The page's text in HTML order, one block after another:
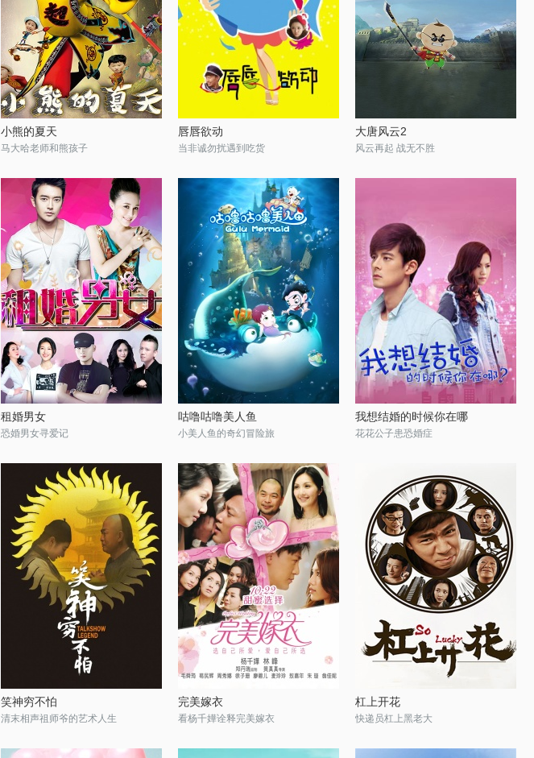
小熊的夏天
马大哈老师和熊孩子
唇唇欲动
当非诚勿扰遇到吃货
大唐风云2
风云再起 战无不胜
租婚男女
恐婚男女寻爱记
咕噜咕噜美人鱼
小美人鱼的奇幻冒险旅
我想结婚的时候你在哪
花花公子患恐婚症
笑神穷不怕
清末相声祖师爷的艺术人生
完美嫁衣
看杨千嬅诠释完美嫁衣
杠上开花
快递员杠上黑老大